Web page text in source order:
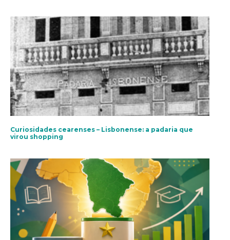
Curiosidades cearenses – Lisbonense: a padaria que
virou shopping